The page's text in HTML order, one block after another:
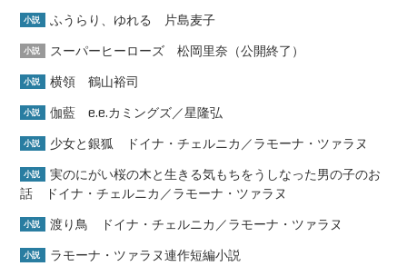
小説 ふうらり、ゆれる 片島麦子
小説 スーパーヒーローズ 松岡里奈（公開終了）
小説 横領 鶴山裕司
小説 伽藍 e.e.カミングズ／星隆弘
小説 少女と銀狐 ドイナ・チェルニカ／ラモーナ・ツァラヌ
小説
実のにがい桜の木と生きる気もちをうしなった男の子のお
話 ドイナ・チェルニカ／ラモーナ・ツァラヌ
小説 渡り鳥 ドイナ・チェルニカ／ラモーナ・ツァラヌ
小説 ラモーナ・ツァラヌ連作短編小説